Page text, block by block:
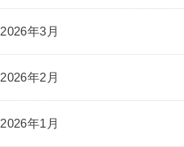
2026年3月
2026年2月
2026年1月